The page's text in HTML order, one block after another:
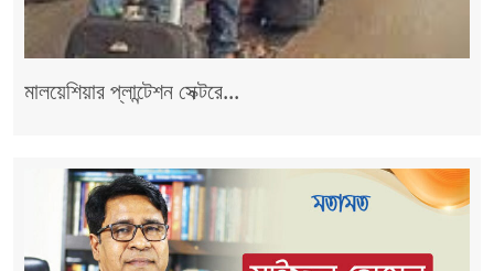
মালয়েশিয়ার প্লান্টেশন সেক্টরে...